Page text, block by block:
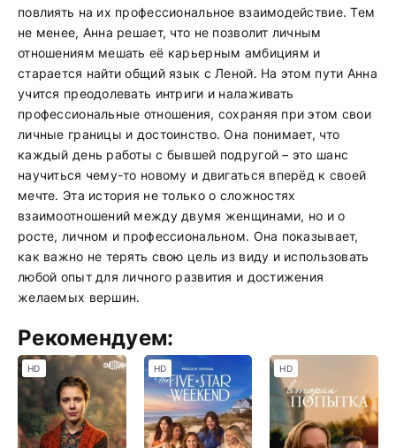
повлиять на их профессиональное взаимодействие. Тем
не менее, Анна решает, что не позволит личным
отношениям мешать её карьерным амбициям и
старается найти общий язык с Леной. На этом пути Анна
учится преодолевать интриги и налаживать
профессиональные отношения, сохраняя при этом свои
личные границы и достоинство. Она понимает, что
каждый день работы с бывшей подругой – это шанс
научиться чему-то новому и двигаться вперёд к своей
мечте. Эта история не только о сложностях
взаимоотношений между двумя женщинами, но и о
росте, личном и профессиональном. Она показывает,
как важно не терять свою цель из виду и использовать
любой опыт для личного развития и достижения
желаемых вершин.
Рекомендуем:
HD HD HD